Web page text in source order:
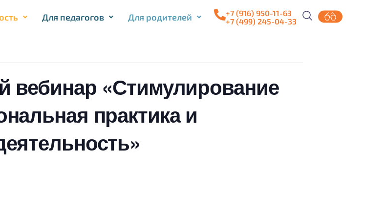
Для педагогов Для родителей
+7 (916) 950-11-63
+7 (499) 245-04-33
вебинар «Стимулирование
практика и